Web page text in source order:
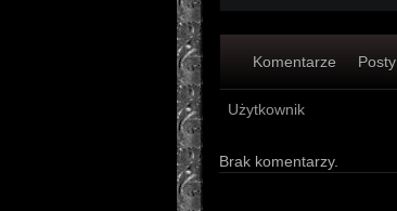
Komentarze Posty
Użytkownik
Brak komentarzy.